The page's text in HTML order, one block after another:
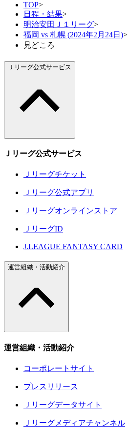
TOP>
日程・結果>
明治安田Ｊ１リーグ>
福岡 vs 札幌 (2024年2月24日)>
見どころ
Ｊリーグ公式サービス
Ｊリーグ公式サービス
Ｊリーグチケット
Ｊリーグ公式アプリ
Ｊリーグオンラインストア
ＪリーグID
J.LEAGUE FANTASY CARD
運営組織・活動紹介
運営組織・活動紹介
コーポレートサイト
プレスリリース
Ｊリーグデータサイト
Ｊリーグメディアチャンネル